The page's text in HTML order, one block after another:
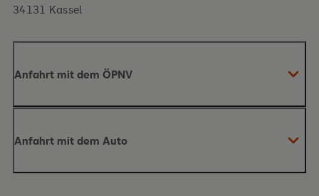
34131 Kassel
Anfahrt mit dem ÖPNV
Busverbindungen
Anfahrt mit dem Auto